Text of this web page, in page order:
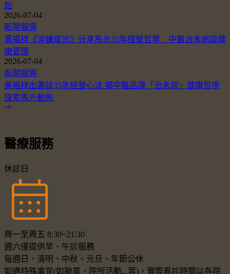
始
2026-07-04
新聞報導
黃福祥《淬鍊成光》分享馬光35年經營哲學 中醫治未病談健
康管理
2026-07-04
新聞報導
黃福祥出書談35年經營心法 揭中醫品牌「治未病」健康哲學
探索馬光動態
醫療服務
休診日
周一至周五 8:30~21:30
週六僅提供早、午診服務
每週日、清明、中秋、元旦、年節公休
如遇特殊事宜(如颱風、院所活動...等)，實際看診時間以各院